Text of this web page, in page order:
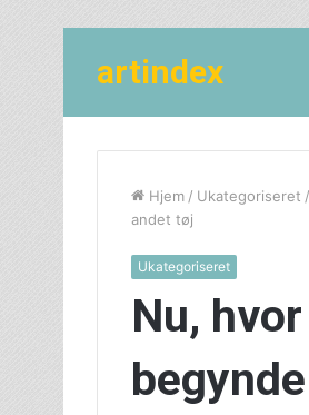
artindex
Hjem / Ukategoriseret /
andet tøj
Ukategoriseret
Nu,